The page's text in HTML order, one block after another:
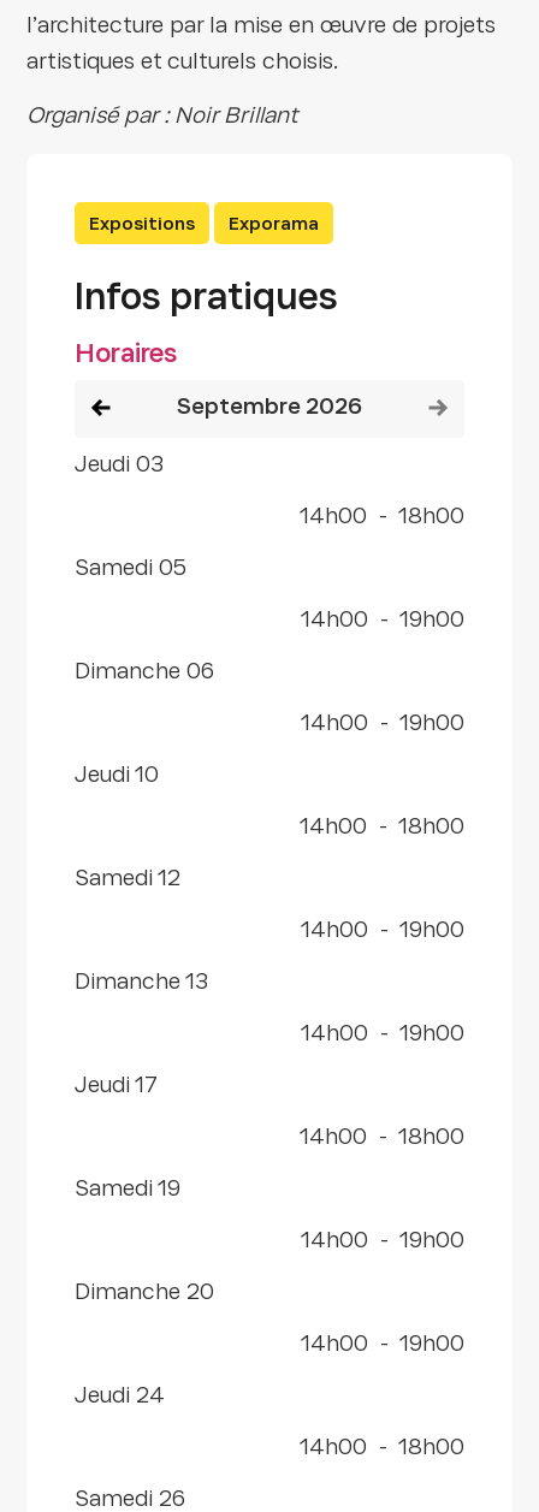
l’architecture par la mise en œuvre de projets
artistiques et culturels choisis.
Organisé par : Noir Brillant
Expositions Exporama
Infos pratiques
Horaires
Voir le mois précédent
septembre 2026
jeudi 03
14h00 - 18h00
samedi 05
14h00 - 19h00
dimanche 06
14h00 - 19h00
jeudi 10
14h00 - 18h00
samedi 12
14h00 - 19h00
dimanche 13
14h00 - 19h00
jeudi 17
14h00 - 18h00
samedi 19
14h00 - 19h00
dimanche 20
14h00 - 19h00
jeudi 24
14h00 - 18h00
samedi 26